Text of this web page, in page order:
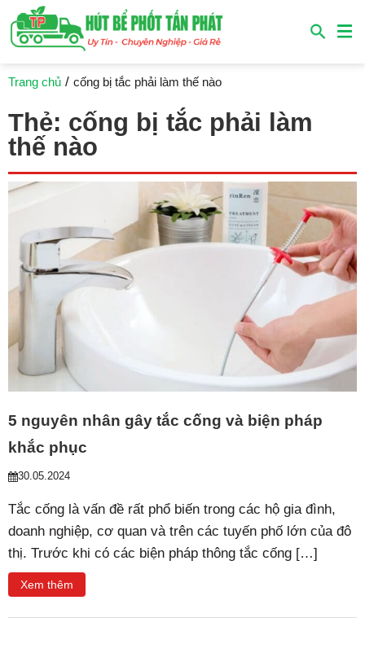
Trang chủ / cống bị tắc phải làm thế nào
Thẻ: cống bị tắc phải làm
thế nào
5 nguyên nhân gây tắc cống và biện pháp
khắc phục
30.05.2024
Tắc cống là vấn đề rất phổ biến trong các hộ gia đình,
doanh nghiệp, cơ quan và trên các tuyến phố lớn của đô
thị. Trước khi có các biện pháp thông tắc cống […]
Xem thêm